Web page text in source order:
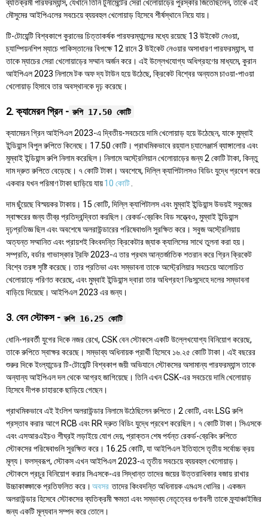
ব্যতিক্রমী পারফরম্যান্স, যেখানে তিনি টুর্নামেন্টের সেরা খেলোয়াড়ের পুরস্কার জিতেছিলেন, তাকে এই
মৌসুমের আইপিএলের সবচেয়ে ব্যয়বহুল খেলোয়াড় হিসেবে শীর্ষস্থানে নিয়ে যায়।
টি-টোয়েন্টি বিশ্বকাপে কুরানের চিত্তাকর্ষক পারফরম্যান্সের মধ্যে রয়েছে 13 উইকেট নেওয়া,
চ্যাম্পিয়নশিপ ম্যাচে পাকিস্তানের বিপক্ষে 12 রানে 3 উইকেট নেওয়ার অসাধারণ পারফরম্যান্স, যা
তাকে ম্যাচের সেরা খেলোয়াড়ের সম্মান অর্জন করে। এই উল্লেখযোগ্য অধিগ্রহণের মাধ্যমে, কুরান
আইপিএল 2023 নিলামে টক অফ দ্য টাউন হয়ে উঠেছে, ক্রিকেট বিশ্বের অন্যতম চাওয়া-পাওয়া
খেলোয়াড় হিসাবে তার অবস্থানকে দৃঢ় করেছে।
2. ক্যামেরন গ্রিন - রুপি 17.50 কোটি
ক্যামেরন গ্রিন আইপিএল 2023-এ দ্বিতীয়-সবচেয়ে দামি খেলোয়াড় হয়ে উঠেছেন, যাকে মুম্বাই
ইন্ডিয়ান্স বিপুল রুপিতে কিনেছে। 17.50 কোটি। প্রাথমিকভাবে রয়্যাল চ্যালেঞ্জার্স ব্যাঙ্গালোর এবং
মুম্বাই ইন্ডিয়ান্স রুপি নিলাম করেছিল। নিলামে অস্ট্রেলিয়ান খেলোয়াড়ের জন্য 2 কোটি টাকা, কিন্তু
দাম দ্রুত রুপিতে বেড়েছে। ৭ কোটি টাকা। অবশেষে, দিল্লি ক্যাপিটালসও বিডিং যুদ্ধে প্রবেশ করে
একবার যখন পরিমাণ টাকা ছাড়িয়ে যায়10 কোটি.
দাম ছুঁয়েছে বিস্ময়কর টাকায়। 15 কোটি, দিল্লি ক্যাপিটালস এবং মুম্বাই ইন্ডিয়ান্স উভয়ই সবুজের
স্বাক্ষরের জন্য তীব্র প্রতিদ্বন্দ্বিতা করছিল। রেকর্ড-ব্রেকিং বিড সত্ত্বেও, মুম্বাই ইন্ডিয়ান্স
দৃঢ়প্রতিজ্ঞ ছিল এবং অবশেষে অলরাউন্ডারের পরিষেবাগুলি সুরক্ষিত করে। সবুজ অস্ট্রেলিয়ায়
অত্যন্ত সম্মানিত এবং প্রায়শই কিংবদন্তি ক্রিকেটার জ্যাক ক্যালিসের সাথে তুলনা করা হয়।
সম্প্রতি, বর্ডার গাভাস্কার ট্রফি 2023-এ তার প্রথম আন্তর্জাতিক শতরান করে গ্রিন ক্রিকেট
বিশ্বে তরঙ্গ সৃষ্টি করেছে। তার প্রতিভা এবং সম্ভাবনা তাকে অস্ট্রেলিয়ার সবচেয়ে আলোচিত
খেলোয়াড়ে পরিণত করেছে, এবং মুম্বাই ইন্ডিয়ান্স দ্বারা তার অধিগ্রহণ নিঃসন্দেহে দলের সম্ভাবনা
বাড়িয়ে দিয়েছে। আইপিএল 2023 এর জন্য।
3. বেন স্টোকস - রুপি 16.25 কোটি
ধোনি-পরবর্তী যুগের দিকে নজর রেখে, CSK বেন স্টোকসে একটি উল্লেখযোগ্য বিনিয়োগ করেছে,
তাকে রুপিতে স্বাক্ষর করেছে। সম্ভাব্য অধিনায়ক প্রার্থী হিসেবে ১৬.২৫ কোটি টাকা। এই বছরের
শুরুর দিকে ইংল্যান্ডের টি-টোয়েন্টি বিশ্বকাপ জয়ী অভিযানে স্টোকসের অসামান্য পারফরম্যান্স তাকে
অন্যান্য আইপিএল দল থেকে আগ্রহ জাগিয়েছে। তিনি এখন CSK-এর সবচেয়ে দামি খেলোয়াড়
হিসেবে দীপক চাহারকে ছাড়িয়ে গেছেন।
প্রাথমিকভাবে এই ইংলিশ অলরাউন্ডার নিলামে উঠেছিলেন রুপিতে। 2 কোটি, এবং LSG রুপি
প্রস্তাব করার আগে RCB এবং RR দ্রুত বিডিং যুদ্ধে প্রবেশ করেছিল। ৭ কোটি টাকা। সিএসকে
এবং এসআরএইচও শীঘ্রই লড়াইয়ে যোগ দেয়, প্রাক্তন শেষ পর্যন্ত রেকর্ড-ব্রেকিং রুপিতে
স্টোকসের পরিষেবাগুলি সুরক্ষিত করে। 16.25 কোটি, যা আইপিএল ইতিহাসে তৃতীয় সর্বোচ্চ ক্রয়
মূল্য। ফলস্বরূপ, স্টোকস এখন আইপিএল 2023-এ তৃতীয় সবচেয়ে ব্যয়বহুল খেলোয়াড়।
স্টোকসে প্রচুর বিনিয়োগ করার সিএসকে-এর সিদ্ধান্ত তাদের জয়ের উত্তরাধিকার বজায় রাখার
উচ্চাকাঙ্ক্ষাকে প্রতিফলিত করে। অবসর তাদের কিংবদন্তি অধিনায়ক এমএস ধোনির। একজন
অলরাউন্ডার হিসেবে স্টোকসের ব্যতিক্রমী ক্ষমতা এবং সম্ভাব্য নেতৃত্বের গুণাবলী তাকে ফ্র্যাঞ্চাইজির
জন্য একটি মূল্যবান সম্পদ করে তোলে।